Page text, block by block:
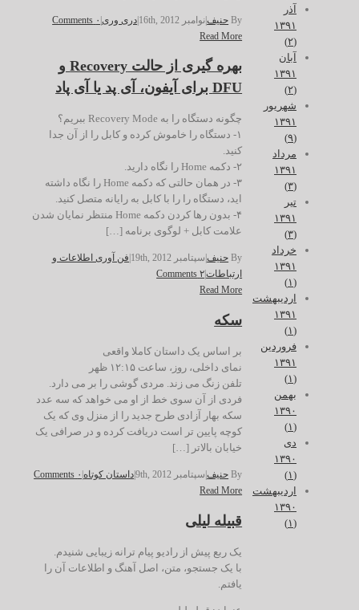
By حنیف|نوامبر 16th, 2012 |دری وری| ۰ Comments
Read More
بهره گیری از حالت Recovery و
DFU برای آیفون، آی پد یا آی پاد
چگونه دستگاه را به Recovery Mode ببریم؟
۱- دستگاه را خاموش کرده و کابل را از آن جدا
کنید.
۲- دکمه Home را نگاه دارید.
۳- در همان حالتی که دکمه Home را نگاه داشته
اید، دستگاه را را با کابل به رایانه متصل کنید.
۴- بدون رها کردن دکمه Home منتظر نمایان شدن
علامت کابل + لوگوی برنامه […]
By حنیف| سپتامبر 19th, 2012
فن آوری اطلاعات و
ارتباطات|۲ Comments
Read More
سکه
بر اساس یک داستان کاملا واقعی
نمای داخلی، روز، ساعت ۱۲:۱۵ ظهر
تلفن زنگ می زند. مردی گوشی را بر می دارد.
فردی از آن سوی خط از او می خواهد که سه عدد
سکه بهار آزادی طرح جدید را از منزل وی که یک
کوچه پایین تر است دریافت کرده و در صرافی یک
خیابان بالاتر […]
By حنیف| سپتامبر 9th, 2012 |داستان کوتاه ۰ Comments
Read More
قبیله لیلی
یک ربع پیش از رادیو پیام ترانه زیبایی شنیدم.
با یک جستجو، متن، اصل آهنگ و اطلاعات آن را
یافتم.
آذر
۱۳۹۱
(۲)
آبان
۱۳۹۱
(۲)
شهریور
۱۳۹۱
(۹)
مرداد
۱۳۹۱
(۳)
تیر
۱۳۹۱
(۳)
خرداد
۱۳۹۱
(۱)
اردیبهشت
۱۳۹۱
(۱)
فروردین
۱۳۹۱
(۱)
بهمن
۱۳۹۰
(۱)
دی
۱۳۹۰
(۱)
اردیبهشت
۱۳۹۰
(۱)